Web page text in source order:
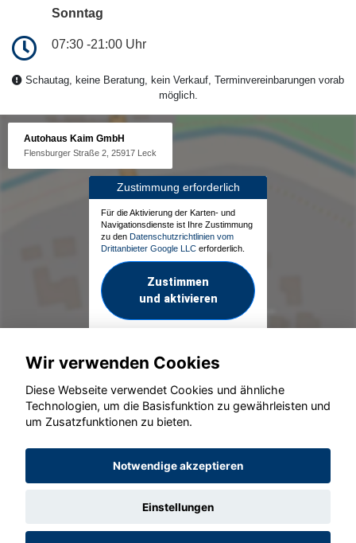
Sonntag
07:30 -21:00 Uhr
Schautag, keine Beratung, kein Verkauf, Terminvereinbarungen vorab
möglich.
Autohaus Kaim GmbH
Flensburger Straße 2, 25917 Leck
Zustimmung erforderlich
Für die Aktivierung der Karten- und
Navigationsdienste ist Ihre Zustimmung
zu den Datenschutzrichtlinien vom
Drittanbieter Google LLC erforderlich.
Zustimmen
und aktivieren
© konjunkturmotor.de GmbH 2020 - 2026
Wir verwenden Cookies
Diese Webseite verwendet Cookies und ähnliche
Technologien, um die Basisfunktion zu gewährleisten und
um Zusatzfunktionen zu bieten.
Notwendige akzeptieren
Einstellungen